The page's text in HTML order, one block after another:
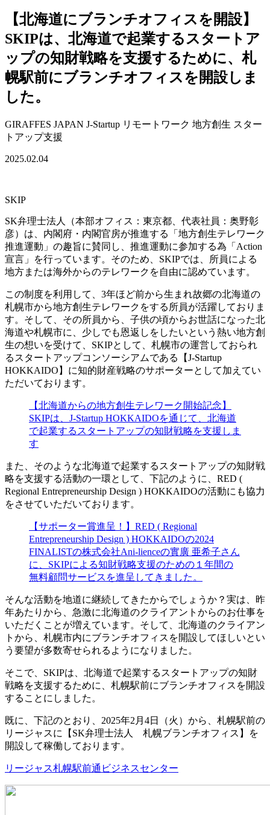
【北海道にブランチオフィスを開設】
SKIPは、北海道で起業するスタートア
ップの知財戦略を支援するために、札
幌駅前にブランチオフィスを開設しま
した。
GIRAFFES JAPAN J-Startup リモートワーク 地方創生 スター
トアップ支援
2025.02.04
SKIP
SK弁理士法人（本部オフィス：東京都、代表社員：奥野彰
彦）は、内閣府・内閣官房が推進する「地方創生テレワーク
推進運動」の趣旨に賛同し、推進運動に参加する為「Action
宣言」を行っています。そのため、SKIPでは、所員による
地方または海外からのテレワークを自由に認めています。
この制度を利用して、3年ほど前から生まれ故郷の北海道の
札幌市から地方創生テレワークをする所員が活躍しておりま
す。そして、その所員から、子供の頃からお世話になった北
海道や札幌市に、少しでも恩返しをしたいという熱い地方創
生の想いを受けて、SKIPとして、札幌市の運営しておられ
るスタートアップコンソーシアムである【J-Startup
HOKKAIDO】に知的財産戦略のサポーターとして加えてい
ただいております。
【北海道からの地方創生テレワーク開始記念】
SKIPは、J-Startup HOKKAIDOを通じて、北海道
で起業するスタートアップの知財戦略を支援しま
す
また、そのような北海道で起業するスタートアップの知財戦
略を支援する活動の一環として、下記のように、RED (
Regional Entrepreneurship Design ) HOKKAIDOの活動にも協力
をさせていただいております。
【サポーター賞進呈！】RED ( Regional
Entrepreneurship Design ) HOKKAIDOの2024
FINALISTの株式会社Ani-lienceの實廣 亜希子さん
に、SKIPによる知財戦略支援のための１年間の
無料顧問サービスを進呈してきました。
そんな活動を地道に継続してきたからでしょうか？実は、昨
年あたりから、急激に北海道のクライアントからのお仕事を
いただくことが増えています。そして、北海道のクライアン
トから、札幌市内にブランチオフィスを開設してほしいとい
う要望が多数寄せられるようになりました。
そこで、SKIPは、北海道で起業するスタートアップの知財
戦略を支援するために、札幌駅前にブランチオフィスを開設
することにしました。
既に、下記のとおり、2025年2月4日（火）から、札幌駅前の
リージャスに【SK弁理士法人 札幌ブランチオフィス】を
開設して稼働しております。
リージャス札幌駅前通ビジネスセンター